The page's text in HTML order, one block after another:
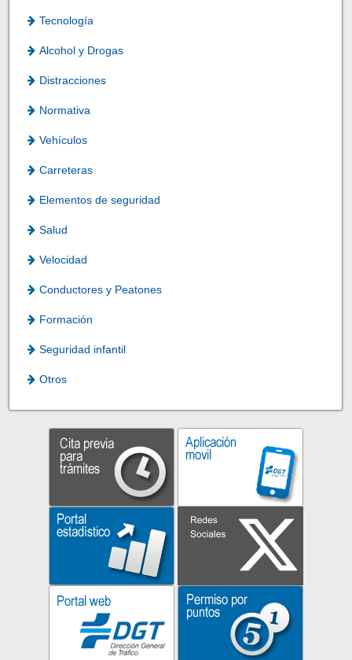
Tecnología
Alcohol y Drogas
Distracciones
Normativa
Vehículos
Carreteras
Elementos de seguridad
Salud
Velocidad
Conductores y Peatones
Formación
Seguridad infantil
Otros